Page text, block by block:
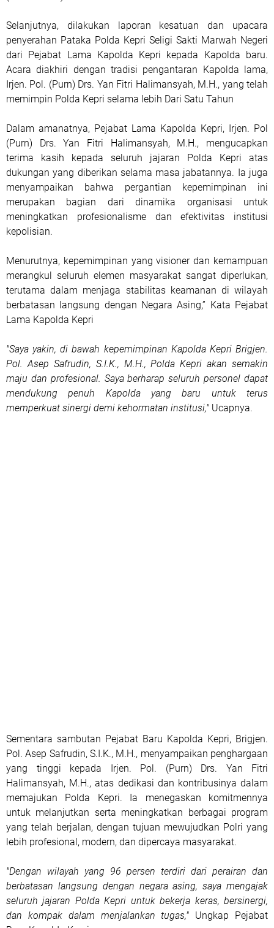
Selanjutnya, dilakukan laporan kesatuan dan upacara
penyerahan Pataka Polda Kepri Seligi Sakti Marwah Negeri
dari Pejabat Lama Kapolda Kepri kepada Kapolda baru.
Acara diakhiri dengan tradisi pengantaran Kapolda lama,
Irjen. Pol. (Purn) Drs. Yan Fitri Halimansyah, M.H., yang telah
memimpin Polda Kepri selama lebih Dari Satu Tahun
Dalam amanatnya, Pejabat Lama Kapolda Kepri, Irjen. Pol
(Purn) Drs. Yan Fitri Halimansyah, M.H., mengucapkan
terima kasih kepada seluruh jajaran Polda Kepri atas
dukungan yang diberikan selama masa jabatannya. Ia juga
menyampaikan bahwa pergantian kepemimpinan ini
merupakan bagian dari dinamika organisasi untuk
meningkatkan profesionalisme dan efektivitas institusi
kepolisian.
Menurutnya, kepemimpinan yang visioner dan kemampuan
merangkul seluruh elemen masyarakat sangat diperlukan,
terutama dalam menjaga stabilitas keamanan di wilayah
berbatasan langsung dengan Negara Asing,” Kata Pejabat
Lama Kapolda Kepri
"Saya yakin, di bawah kepemimpinan Kapolda Kepri Brigjen.
Pol. Asep Safrudin, S.I.K., M.H., Polda Kepri akan semakin
maju dan profesional. Saya berharap seluruh personel dapat
mendukung penuh Kapolda yang baru untuk terus
memperkuat sinergi demi kehormatan institusi," Ucapnya.
Sementara sambutan Pejabat Baru Kapolda Kepri, Brigjen.
Pol. Asep Safrudin, S.I.K., M.H., menyampaikan penghargaan
yang tinggi kepada Irjen. Pol. (Purn) Drs. Yan Fitri
Halimansyah, M.H., atas dedikasi dan kontribusinya dalam
memajukan Polda Kepri. Ia menegaskan komitmennya
untuk melanjutkan serta meningkatkan berbagai program
yang telah berjalan, dengan tujuan mewujudkan Polri yang
lebih profesional, modern, dan dipercaya masyarakat.
"Dengan wilayah yang 96 persen terdiri dari perairan dan
berbatasan langsung dengan negara asing, saya mengajak
seluruh jajaran Polda Kepri untuk bekerja keras, bersinergi,
dan kompak dalam menjalankan tugas," Ungkap Pejabat